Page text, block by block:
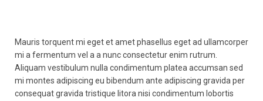
Mauris torquent mi eget et amet phasellus eget ad ullamcorper
mi a fermentum vel a a nunc consectetur enim rutrum.
Aliquam vestibulum nulla condimentum platea accumsan sed
mi montes adipiscing eu bibendum ante adipiscing gravida per
consequat gravida tristique litora nisi condimentum lobortis